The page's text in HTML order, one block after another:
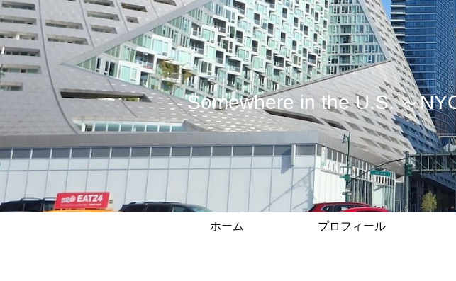
Somewhere in the U.S. ～
ホーム プロフィール